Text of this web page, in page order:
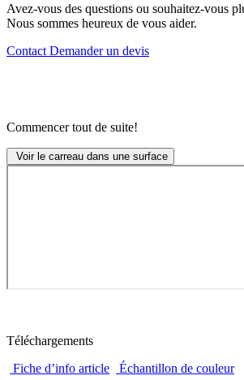
Avez-vous des questions ou souhaitez-vous
Nous sommes heureux de vous aider.
Contact Demander un devis
Commencer tout de suite!
Voir le carreau dans une surface
Téléchargements
Fiche d’info article
Échantillon de couleur